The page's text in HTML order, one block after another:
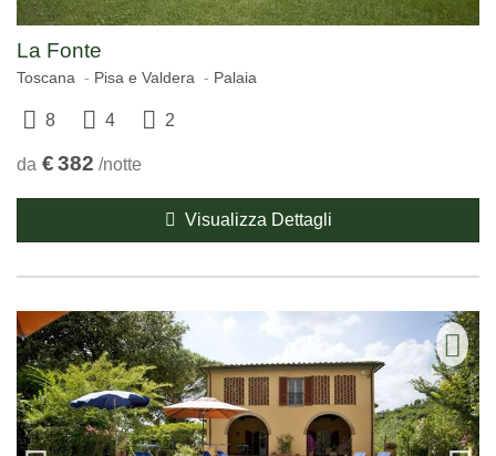
La Fonte
Toscana Pisa e Valdera Palaia
8 4 2
da €382 /notte
Visualizza Dettagli